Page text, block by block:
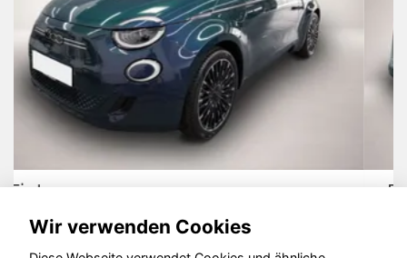
Dacia Duster
Wir verwenden Cookies